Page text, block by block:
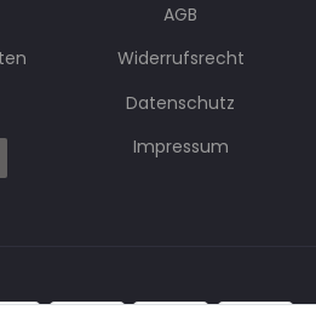
AGB
Widerrufsrecht
Datenschutz
Impressum